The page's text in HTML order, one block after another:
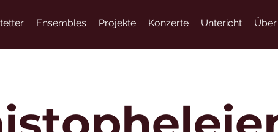
Ensembles Projekte Konzerte Untericht